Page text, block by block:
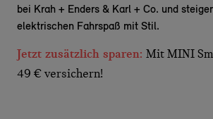
bei Krah + Enders & Karl + Co. und
elektrischen Fahrspaß mit Stil.
Jetzt zusätzlich sparen: Mit MINI
49 € versichern!